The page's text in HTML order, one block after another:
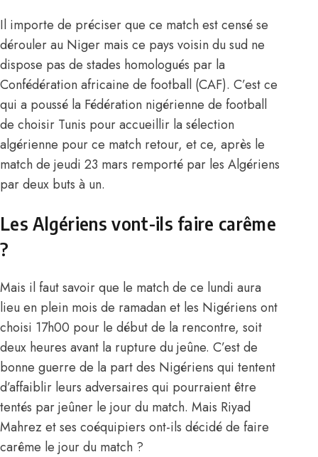
Il importe de préciser que ce match est censé se
dérouler au Niger mais ce pays voisin du sud ne
dispose pas de stades homologués par la
Confédération africaine de football (CAF). C’est ce
qui a poussé la Fédération nigérienne de football
de choisir Tunis pour accueillir la sélection
algérienne pour ce match retour, et ce, après le
match de jeudi 23 mars remporté par les Algériens
par deux buts à un.
Les Algériens vont-ils faire carême
?
Mais il faut savoir que le match de ce lundi aura
lieu en plein mois de ramadan et les Nigériens ont
choisi 17h00 pour le début de la rencontre, soit
deux heures avant la rupture du jeûne. C’est de
bonne guerre de la part des Nigériens qui tentent
d’affaiblir leurs adversaires qui pourraient être
tentés par jeûner le jour du match. Mais Riyad
Mahrez et ses coéquipiers ont-ils décidé de faire
carême le jour du match ?